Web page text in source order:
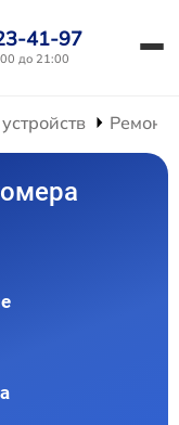
41-97
до 21:00
Ремонт